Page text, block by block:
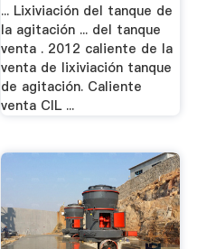
... Lixiviación del tanque de
la agitación ... del tanque
venta . 2012 caliente de la
venta de lixiviación tanque
de agitación. Caliente
venta CIL ...